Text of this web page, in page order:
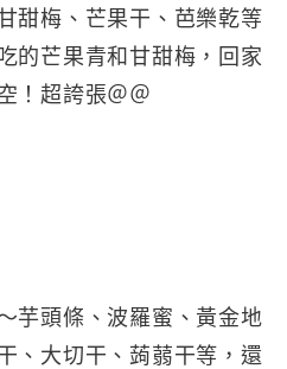
甜梅、芒果干、芭樂乾等
的芒果青和甘甜梅，回家
！超誇張＠＠
芋頭條、波羅蜜、黃金地
、大切干、蒟蒻干等，還